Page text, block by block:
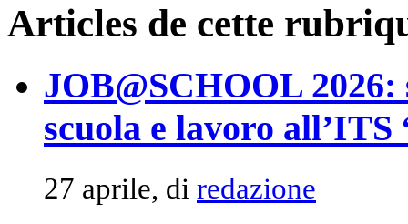
Articles de cette
JOB@SCHOOL 2026:
scuola e lavoro
27 aprile, di redazione